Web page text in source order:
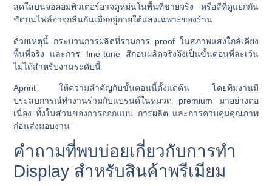
สดใสบนจอคอมพิวเตอร์อาจดูหม่นในพื้นที่ขายจริง หรือสีที่ดูแยกกัน
ชัดบนไฟล์อาจกลืนกันเมื่ออยู่ภายใต้แสงเฉพาะของร้าน
ด้วยเหตุนี้ กระบวนการผลิตที่รวมการ proof ในสภาพแสงใกล้เคียง
พื้นที่จริง และการ fine-tune สีก่อนผลิตจริงจึงเป็นขั้นตอนที่ละเว้น
ไม่ได้สำหรับงานระดับนี้
Aprint ให้ความสำคัญกับขั้นตอนนี้ตั้งแต่ต้น โดยทีมงานมี
ประสบการณ์ทำงานร่วมกับแบรนด์ในหมวด premium มาอย่างต่อ
เนื่อง ทั้งในส่วนของการออกแบบ การผลิต และการควบคุมคุณภาพ
ก่อนส่งมอบงาน
คำถามที่พบบ่อยเกี่ยวกับการทำ
Display สำหรับสินค้าพรีเมียม